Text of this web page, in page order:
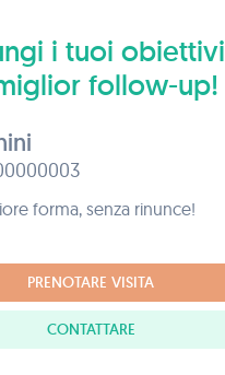
i tuoi obiettivi
follow-up!
forma, senza rinunce!
PRENOTARE VISITA
CONTATTARE